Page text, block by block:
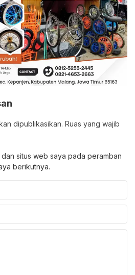
dipublikasikan. Ruas yang wajib
dan situs web saya pada peramban
berikutnya.